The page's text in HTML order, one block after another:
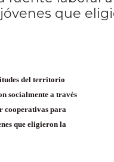
que
del territorio
socialmente a través
cooperativas para
que eligieron la